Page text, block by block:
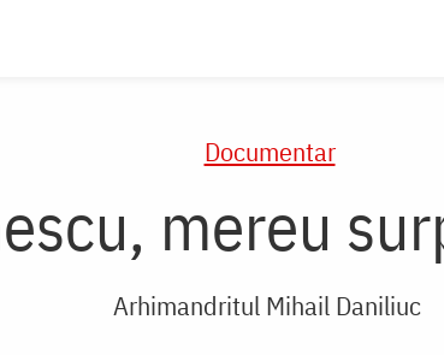
Documentar
mereu
Arhimandritul Mihail Daniliuc